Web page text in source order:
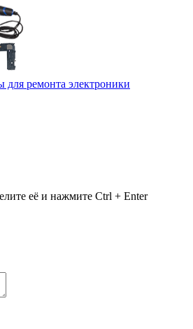
для ремонта электроники
её и нажмите Ctrl + Enter